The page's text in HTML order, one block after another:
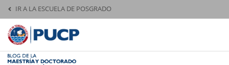
IR A LA ESCUELA DE POSGRADO
Pontificia